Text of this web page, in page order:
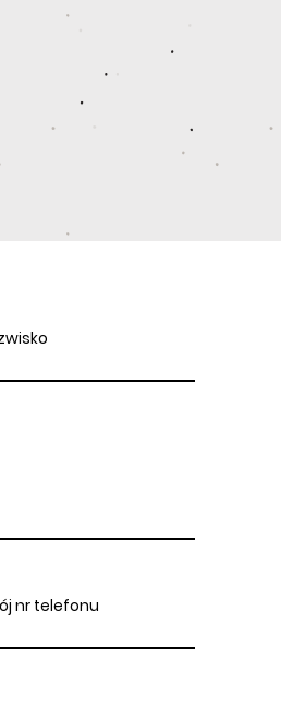
nr telefonu